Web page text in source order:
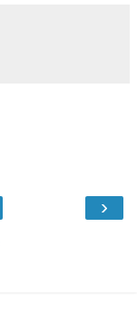
›